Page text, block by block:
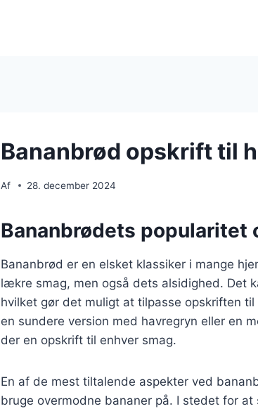
Bananbrød opskrift til
Af 28. december 2024
Bananbrødets popularitet
Bananbrød er en elsket klassiker i mange
lækre smag, men også dets alsidighed. Det
hvilket gør det muligt at tilpasse opskriften
en sundere version med havregryn eller en
der en opskrift til enhver smag.
En af de mest tiltalende aspekter ved
bruge overmodne bananer på. I stedet for